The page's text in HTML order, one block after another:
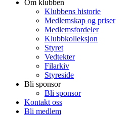
Om klubben
Klubbens historie
Medlemskap og priser
Medlemsfordeler
Klubbkolleksjon
Styret
Vedtekter
Filarkiv
Styreside
Bli sponsor
Bli sponsor
Kontakt oss
Bli medlem